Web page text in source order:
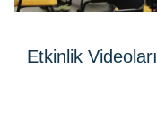
Etkinlik Videoları